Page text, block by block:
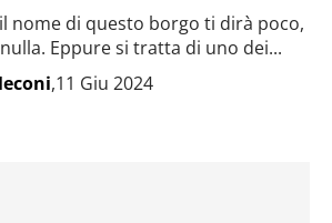
nome di questo borgo ti dirà poco,
Eppure si tratta di uno dei...
,11 Giu 2024